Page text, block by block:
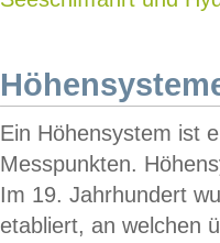
Ein Höhensystem ist
Messpunkten.
Im 19. Jahrhundert
etabliert, an welchen